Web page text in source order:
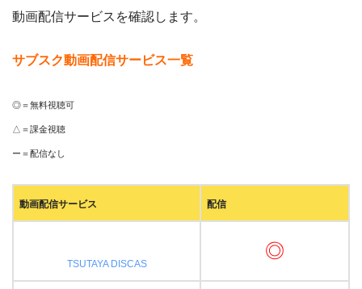
動画配信サービスを確認します。
サブスク動画配信サービス一覧
◎＝無料視聴可
△＝課金視聴
ー＝配信なし
動画配信サービス 配信
TSUTAYA DISCAS
◎